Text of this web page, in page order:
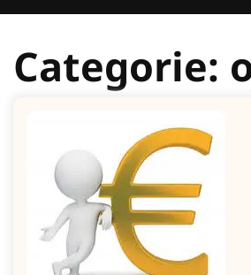
Categorie: